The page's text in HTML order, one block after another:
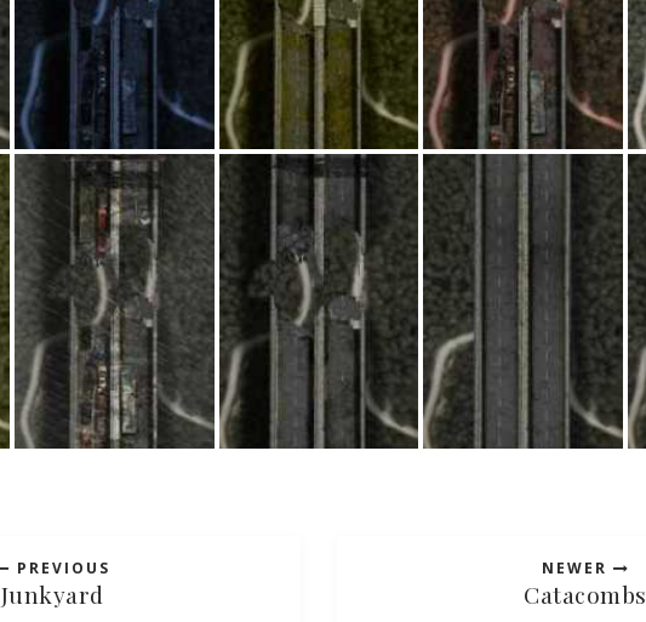
PREVIOUS
Junkyard
NEWER
Catacombs